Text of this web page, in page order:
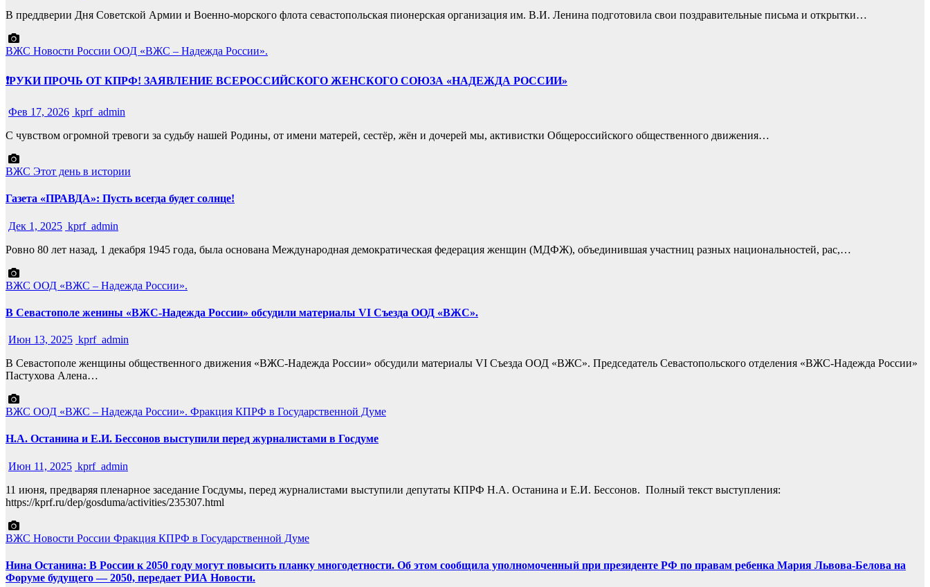
В преддверии Дня Советской Армии и Военно-морского флота севастопольская пионерская организация им. В.И. Ленина подготовила свои поздравительные письма и открытки…
ВЖС Новости России ООД «ВЖС – Надежда России».
❗️РУКИ ПРОЧЬ ОТ КПРФ! ЗАЯВЛЕНИЕ ВСЕРОССИЙСКОГО ЖЕНСКОГО СОЮЗА «НАДЕЖДА РОССИИ»
Фев 17, 2026 kprf_admin
С чувством огромной тревоги за судьбу нашей Родины, от имени матерей, сестёр, жён и дочерей мы, активистки Общероссийского общественного движения…
ВЖС Этот день в истории
Газета «ПРАВДА»: Пусть всегда будет солнце!
Дек 1, 2025 kprf_admin
Ровно 80 лет назад, 1 декабря 1945 года, была основана Международная демократическая федерация женщин (МДФЖ), объединившая участниц разных национальностей, рас,…
ВЖС ООД «ВЖС – Надежда России».
В Севастополе женины «ВЖС-Надежда России» обсудили материалы VI Съезда ООД «ВЖС».
Июн 13, 2025 kprf_admin
В Севастополе женщины общественного движения «ВЖС-Надежда России» обсудили материалы VI Съезда ООД «ВЖС». Председатель Севастопольского отделения «ВЖС-Надежда России»
Пастухова Алена…
ВЖС ООД «ВЖС – Надежда России». Фракция КПРФ в Государственной Думе
Н.А. Останина и Е.И. Бессонов выступили перед журналистами в Госдуме
Июн 11, 2025 kprf_admin
11 июня, предваряя пленарное заседание Госдумы, перед журналистами выступили депутаты КПРФ Н.А. Останина и Е.И. Бессонов. Полный текст выступления:
https://kprf.ru/dep/gosduma/activities/235307.html
ВЖС Новости России Фракция КПРФ в Государственной Думе
Нина Останина: В России к 2050 году могут повысить планку многодетности. Об этом сообщила уполномоченный при президенте РФ по правам ребенка Мария Львова-Белова на
Форуме будущего — 2050, передает РИА Новости.